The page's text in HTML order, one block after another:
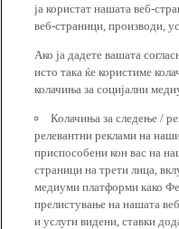
ја користат нашата веб-
веб-страници, производи,
Ако ја дадете вашата
исто така ќе користиме
колачиња за социјални
Колачиња за следење /
релевантни реклами на
приспособени кон вас на
страници на трети лица,
медиуми платформи како
прелистување на нашата
и услуги видени, ставки